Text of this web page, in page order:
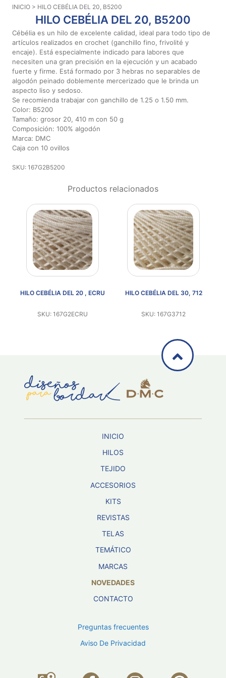
Aviso De
Privacidad
2026
Diseños
Para
Bordar
Distribuidores
INICIO > HILO CEBÉLIA DEL 20, B5200
HILO CEBÉLIA DEL 20, B5200
Cébélia es un hilo de excelente calidad, ideal para todo tipo de
artículos realizados en crochet (ganchillo fino, frivolité y
encaje). Está especialmente indicado para labores que
necesiten una gran precisión en la ejecución y un acabado
fuerte y firme. Está formado por 3 hebras no separables de
algodón peinado doblemente mercerizado que le brinda un
aspecto liso y sedoso.
Se recomienda trabajar con ganchillo de 1.25 o 1.50 mm.
Color: B5200
Tamaño: grosor 20, 410 m con 50 g
Composición: 100% algodón
Marca: DMC
Caja con 10 ovillos
SKU: 167G2B5200
Productos relacionados
HILO CEBÉLIA DEL 20 , ECRU
SKU: 167G2ECRU
HILO CEBÉLIA DEL 30, 712
SKU: 167G3712
INICIO
HILOS
TEJIDO
ACCESORIOS
KITS
REVISTAS
TELAS
TEMÁTICO
MARCAS
NOVEDADES
CONTACTO
Preguntas frecuentes
Aviso De Privacidad